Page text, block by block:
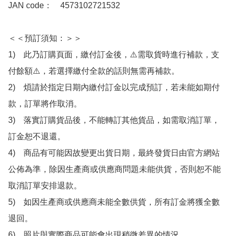
JAN code：　4573102721532
＜＜預訂須知：＞＞
1)　此乃訂購頁面，繳付訂金後，⚠️需取貨時進行補款，支
付餘額⚠️，若選擇繳付全款的話則無需再補款。
2)　煩請於指定日期內繳付訂金以完成預訂，若未能如期付
款，訂單將作取消。
3)　落實訂購貨品後，不能轉訂其他貨品，如需取消訂單，
訂金恕不退還。
4)　商品有可能因故變更出貨日期，最終發貨日由官方網站
公佈為準，除因生產商或供應商問題未能供貨，否則恕不能
取消訂單安排退款。
5)　如因生產商或供應商未能全數供貨，所有訂金將獲全數
退回。